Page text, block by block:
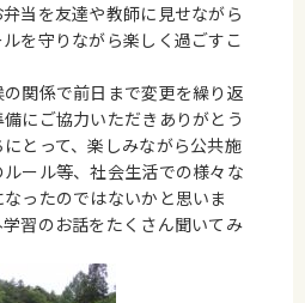
当を友達や教師に見せながら
を守りながら楽しく過ごすこ
関係で前日まで変更を繰り返
にご協力いただきありがとう
とって、楽しみながら公共施
ール等、社会生活での様々な
ったのではないかと思いま
習のお話をたくさん聞いてみ